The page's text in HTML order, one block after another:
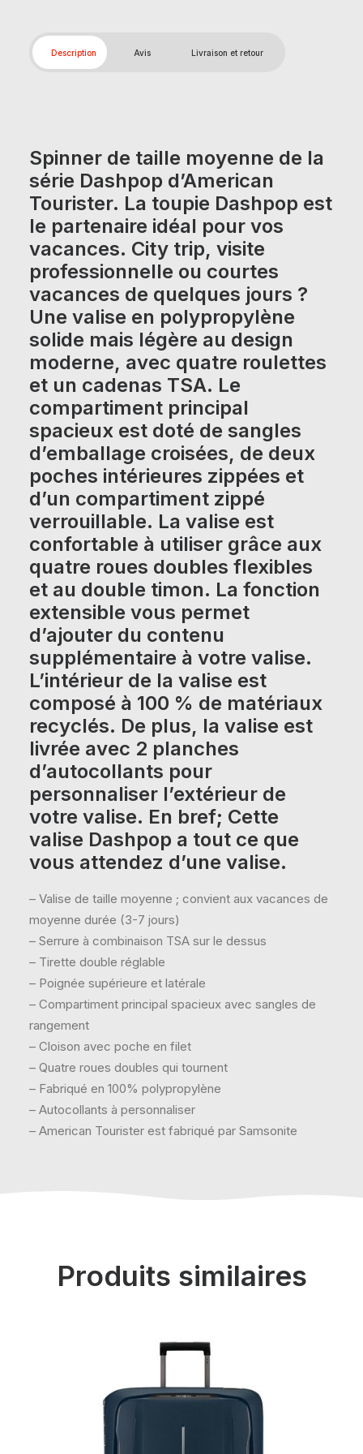
Description Avis Livraison et retour
Spinner de taille moyenne de la
série Dashpop d’American
Tourister. La toupie Dashpop est
le partenaire idéal pour vos
vacances. City trip, visite
professionnelle ou courtes
vacances de quelques jours ?
Une valise en polypropylène
solide mais légère au design
moderne, avec quatre roulettes
et un cadenas TSA. Le
compartiment principal
spacieux est doté de sangles
d’emballage croisées, de deux
poches intérieures zippées et
d’un compartiment zippé
verrouillable. La valise est
confortable à utiliser grâce aux
quatre roues doubles flexibles
et au double timon. La fonction
extensible vous permet
d’ajouter du contenu
supplémentaire à votre valise.
L’intérieur de la valise est
composé à 100 % de matériaux
recyclés. De plus, la valise est
livrée avec 2 planches
d’autocollants pour
personnaliser l’extérieur de
votre valise. En bref; Cette
valise Dashpop a tout ce que
vous attendez d’une valise.
– Valise de taille moyenne ; convient aux vacances de
moyenne durée (3-7 jours)
– Serrure à combinaison TSA sur le dessus
– Tirette double réglable
– Poignée supérieure et latérale
– Compartiment principal spacieux avec sangles de
rangement
– Cloison avec poche en filet
– Quatre roues doubles qui tournent
– Fabriqué en 100% polypropylène
– Autocollants à personnaliser
– American Tourister est fabriqué par Samsonite
Produits similaires